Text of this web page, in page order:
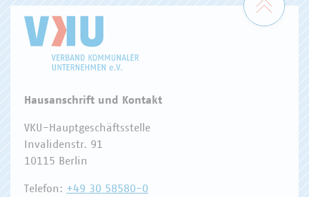
Hausanschrift und Kontakt
VKU-Hauptgeschäftsstelle
Invalidenstr. 91
10115 Berlin
Telefon: +49 30 58580-0